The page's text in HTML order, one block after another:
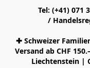
Tel: (+41) 071
/
✚ Schweizer
Versand ab CHF
Liechtenstein |